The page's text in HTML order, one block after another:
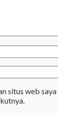
situs web